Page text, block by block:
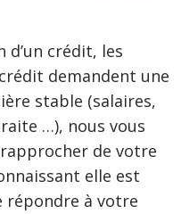
d’un crédit, les
demandent une
stable (salaires,
…), nous vous
de votre
elle est
répondre à votre